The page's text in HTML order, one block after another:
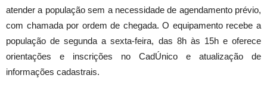
atender a população sem a necessidade de agendamento prévio,
com chamada por ordem de chegada. O equipamento recebe a
população de segunda a sexta-feira, das 8h às 15h e oferece
orientações e inscrições no CadÚnico e atualização de
informações cadastrais.